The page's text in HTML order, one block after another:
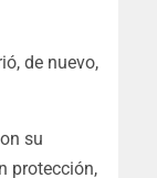
de nuevo,
su
protección,